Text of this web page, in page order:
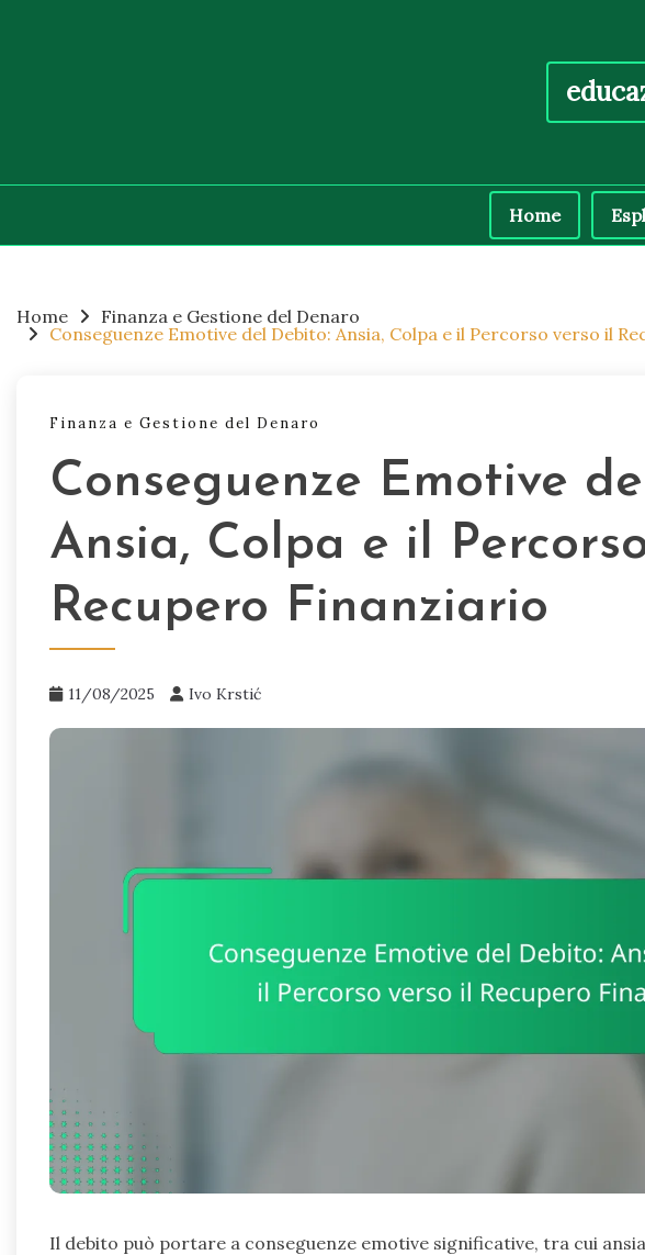
Home
content
Home
Finanza e Gestione del Denaro
Conseguenze Emotive del Debito: Ansia, Colpa e il Percorso verso il
Finanza e Gestione del Denaro
Conseguenze Emotive
Ansia, Colpa e il
Recupero Finanziario
11/08/2025 Ivo Krstić
Il debito può portare a conseguenze emotive significative, tra cui